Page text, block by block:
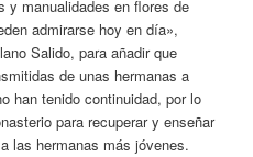
y manualidades en flores de
admirarse hoy en día»,
Salido, para añadir que
de unas hermanas a
han tenido continuidad, por lo
para recuperar y enseñar
las hermanas más jóvenes.